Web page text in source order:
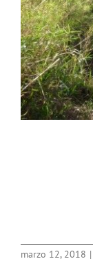
marzo 12, 2018 |